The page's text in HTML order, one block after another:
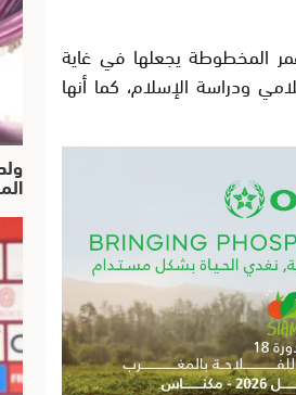
المخطوطة يجعلها في غاية
ودراسة الإسلام، كما أنها